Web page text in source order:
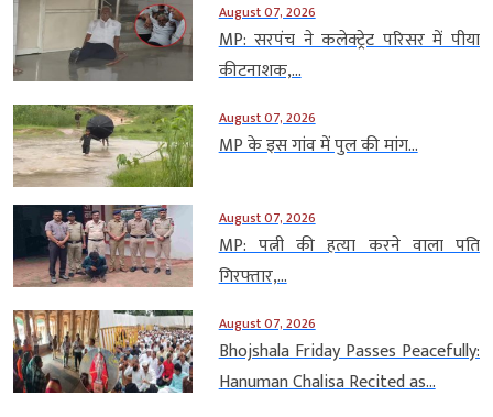
August 07, 2026
MP: सरपंच ने कलेक्ट्रेट परिसर में पीया
कीटनाशक,...
August 07, 2026
MP के इस गांव में पुल की मांग...
August 07, 2026
MP: पत्नी की हत्या करने वाला पति
गिरफ्तार,...
August 07, 2026
Bhojshala Friday Passes Peacefully:
Hanuman Chalisa Recited as...